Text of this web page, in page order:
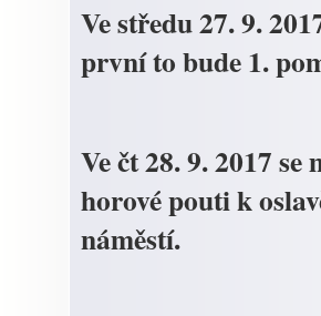
Ve středu 27. 9.
první to bude 1.
Ve čt 28. 9. 2017
horové pouti k
náměstí.